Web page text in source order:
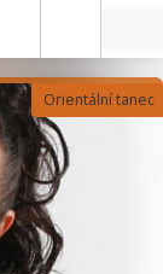
Orientální tanec